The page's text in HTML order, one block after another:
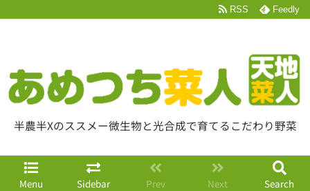
半農半Xのススメー微生物と光合成で育てるこだわり野菜
Menu Sidebar Prev Next Search
RSS Feedly